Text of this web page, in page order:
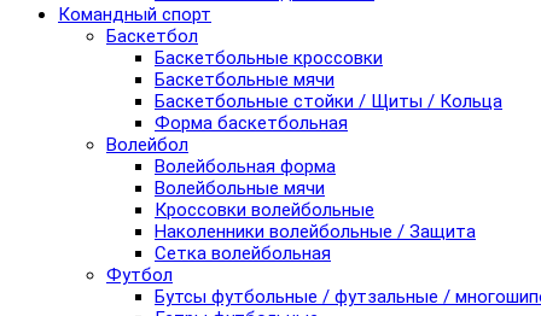
Командный спорт
Баскетбол
Баскетбольные кроссовки
Баскетбольные мячи
Баскетбольные стойки / Щиты / Кольца
Форма баскетбольная
Волейбол
Волейбольная форма
Волейбольные мячи
Кроссовки волейбольные
Наколенники волейбольные / Защита
Сетка волейбольная
Футбол
Бутсы футбольные / футзальные /